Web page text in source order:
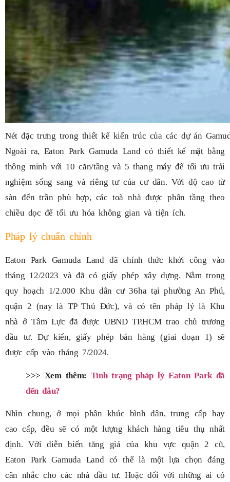
Nét đặc trưng trong thiết kế kiến trúc của các dự án
Ngoài ra, Eaton Park Gamuda Land có thiết kế mặt bằng
thông minh với 10 căn/tầng và 5 thang máy để tối ưu trải
nghiệm sống sang và riêng tư của cư dân. Với độ cao từ
sàn đến trần phù hợp, các toà nhà được phân tầng theo
chiều dọc để tối ưu hóa không gian và tiện ích.
Pháp lý chuẩn chỉnh
Eaton Park Gamuda Land đã chính thức khởi công vào
tháng 12/2023 và đã có giấy phép xây dựng. Nằm trong
quy hoạch 1/2.000 Khu dân cư 36ha tại phường An Phú,
quận 2 (nay là TP Thủ Đức), và có tên pháp lý là Khu
nhà ở Tâm Lực đã được UBND TP.HCM trao chủ trương
đầu tư. Dự kiến, giấy phép bán hàng (giai đoạn 1) sẽ
được cấp vào tháng 7/2024.
>>> Xem thêm: Tình trạng pháp lý Eaton Park đã
đến đâu?
Nhìn chung, ở mọi phân khúc bình dân, trung cấp hay
cao cấp, đều sẽ có một lượng khách hàng tiêu thụ nhất
định. Với diễn biến tăng giá của khu vực quận 2 cũ,
Eaton Park Gamuda Land có thể là một lựa chọn đáng
cân nhắc cho các nhà đầu tư. Hoặc đối với những ai có